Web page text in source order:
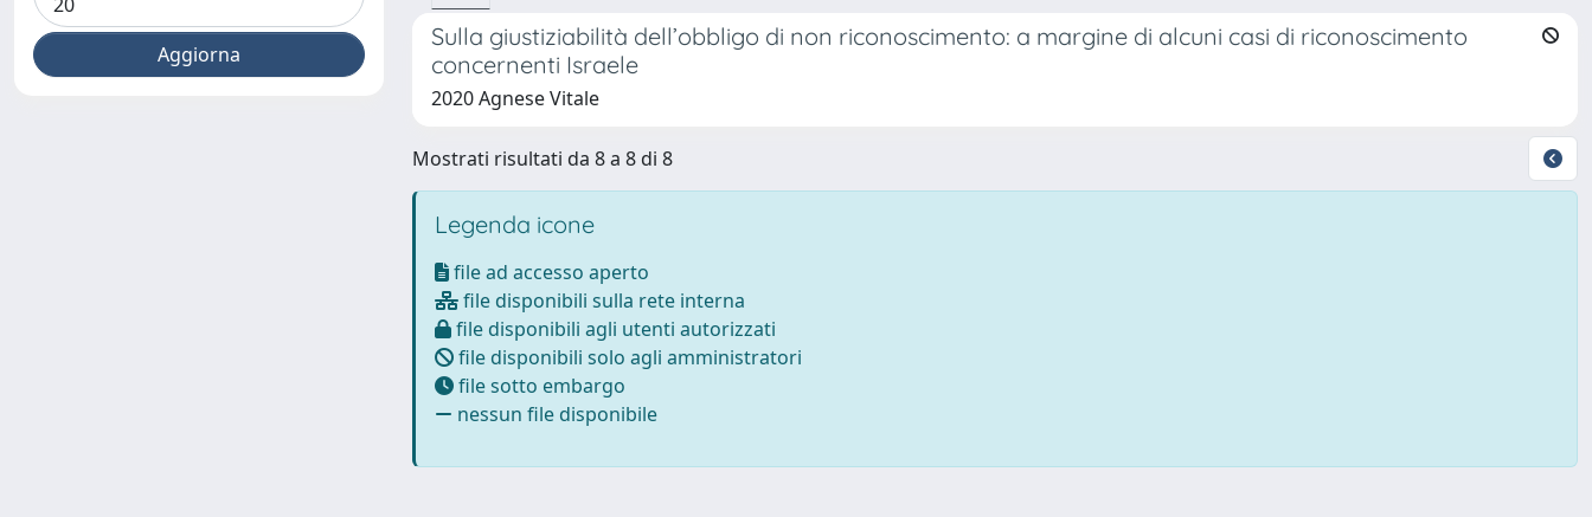
Sulla giustiziabilità dell’obbligo di non riconoscimento: a margine di alcuni casi di riconoscimento
concernenti Israele
2020 Agnese Vitale
Mostrati risultati da 8 a 8 di 8
Legenda icone
file ad accesso aperto
file disponibili sulla rete interna
file disponibili agli utenti autorizzati
file disponibili solo agli amministratori
file sotto embargo
nessun file disponibile